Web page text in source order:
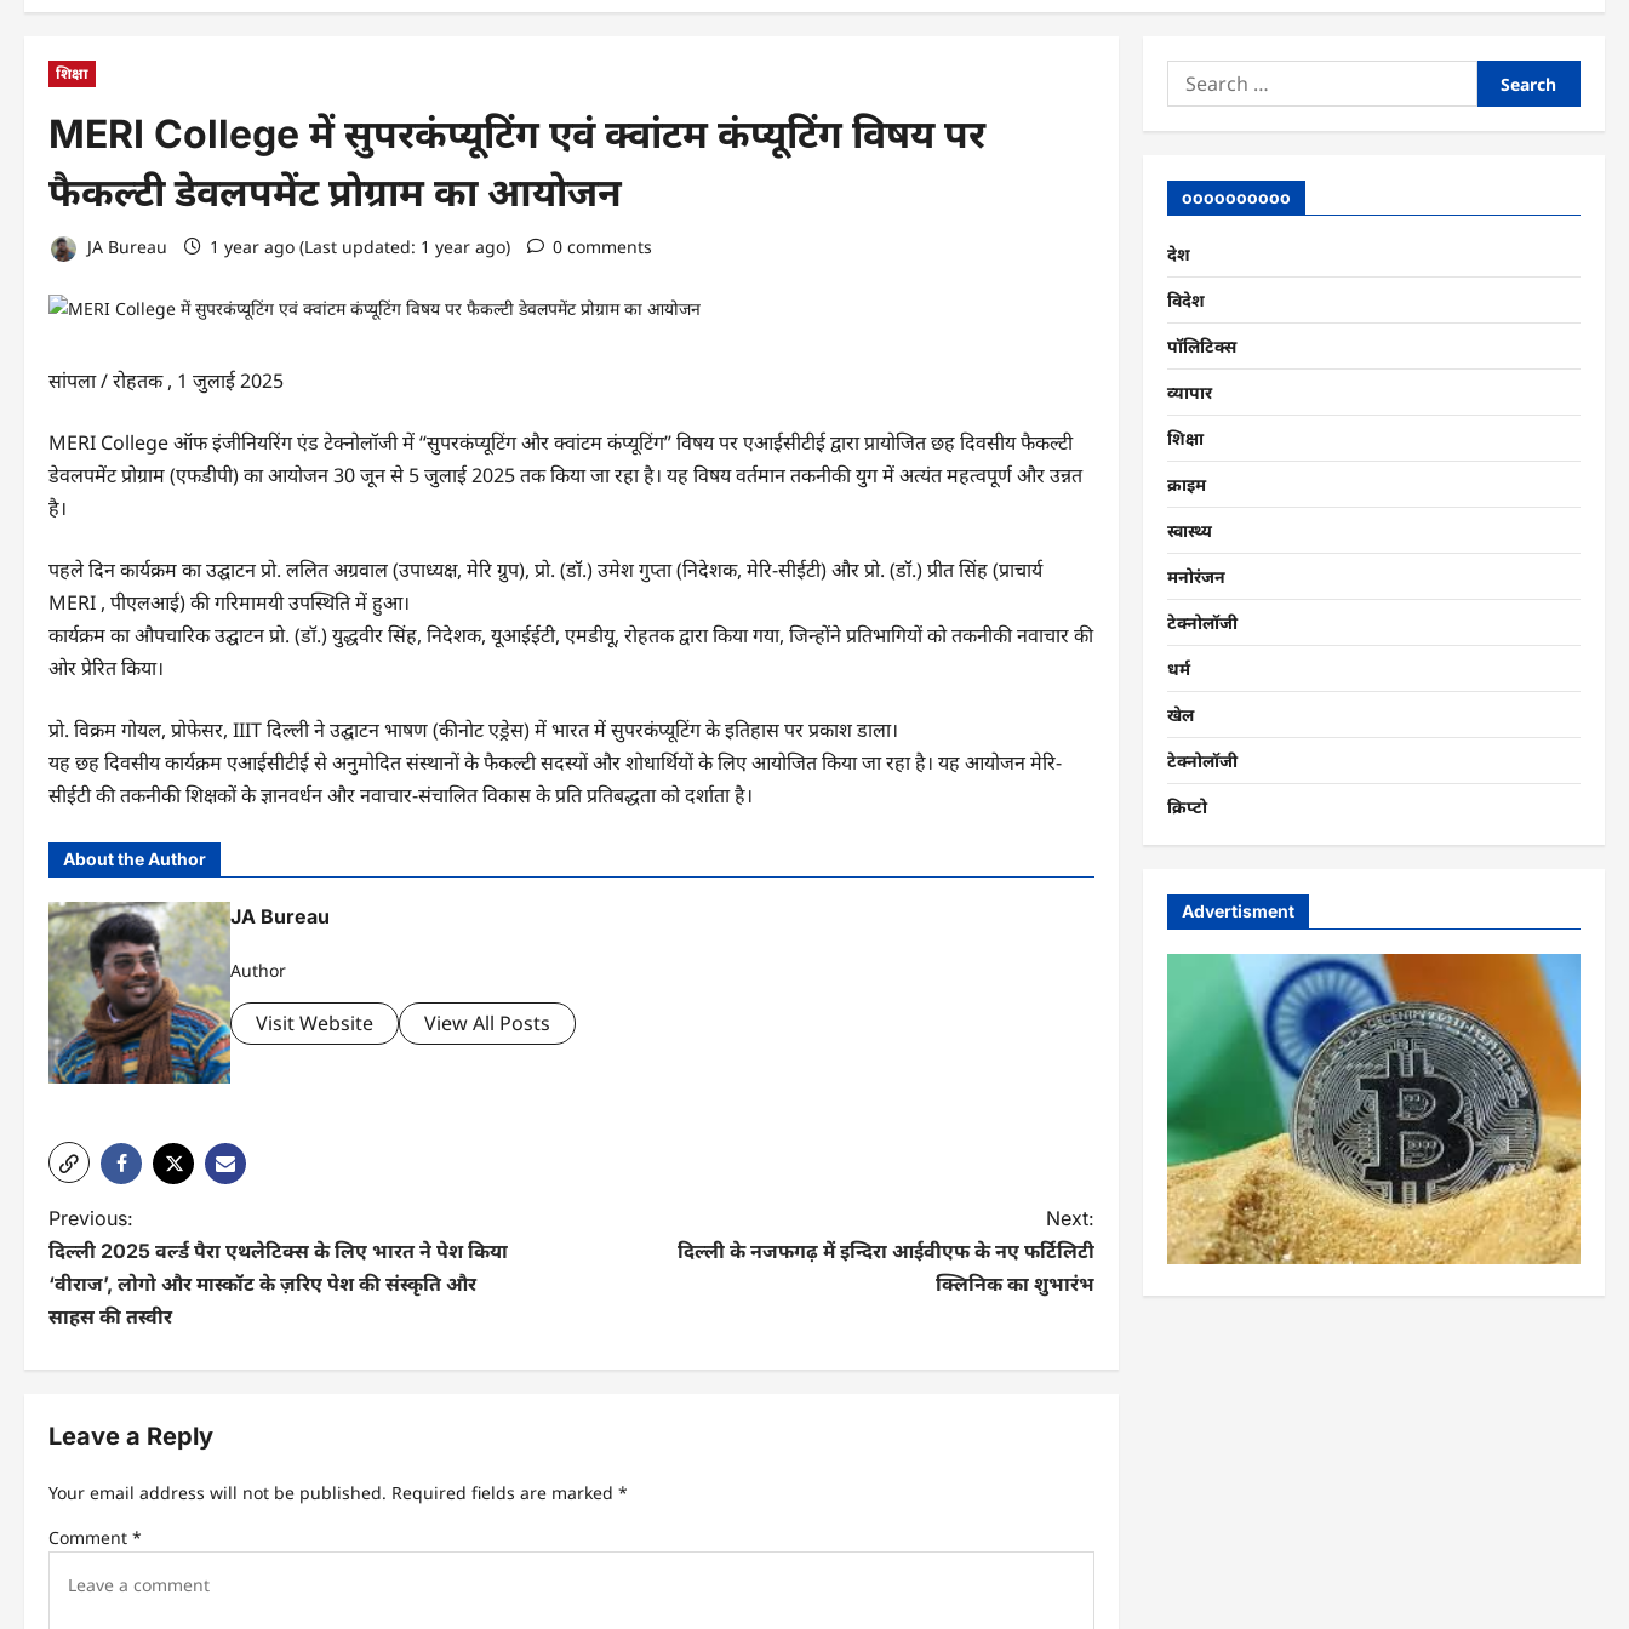
शिक्षा
MERI College में सुपरकंप्यूटिंग एवं क्वांटम कंप्यूटिंग विषय पर
फैकल्टी डेवलपमेंट प्रोग्राम का आयोजन
JA Bureau 1 year ago (Last updated: 1 year ago) 0 comments
सांपला / रोहतक , 1 जुलाई 2025
MERI College ऑफ इंजीनियरिंग एंड टेक्नोलॉजी में “सुपरकंप्यूटिंग और क्वांटम कंप्यूटिंग” विषय पर एआईसीटीई द्वारा प्रायोजित छह दिवसीय फैकल्टी
डेवलपमेंट प्रोग्राम (एफडीपी) का आयोजन 30 जून से 5 जुलाई 2025 तक किया जा रहा है। यह विषय वर्तमान तकनीकी युग में अत्यंत महत्वपूर्ण और उन्नत
है।
पहले दिन कार्यक्रम का उद्घाटन प्रो. ललित अग्रवाल (उपाध्यक्ष, मेरि ग्रुप), प्रो. (डॉ.) उमेश गुप्ता (निदेशक, मेरि-सीईटी) और प्रो. (डॉ.) प्रीत सिंह (प्राचार्य
MERI , पीएलआई) की गरिमामयी उपस्थिति में हुआ।
कार्यक्रम का औपचारिक उद्घाटन प्रो. (डॉ.) युद्धवीर सिंह, निदेशक, यूआईईटी, एमडीयू, रोहतक द्वारा किया गया, जिन्होंने प्रतिभागियों को तकनीकी नवाचार की
ओर प्रेरित किया।
प्रो. विक्रम गोयल, प्रोफेसर, IIIT दिल्ली ने उद्घाटन भाषण (कीनोट एड्रेस) में भारत में सुपरकंप्यूटिंग के इतिहास पर प्रकाश डाला।
यह छह दिवसीय कार्यक्रम एआईसीटीई से अनुमोदित संस्थानों के फैकल्टी सदस्यों और शोधार्थियों के लिए आयोजित किया जा रहा है। यह आयोजन मेरि-
सीईटी की तकनीकी शिक्षकों के ज्ञानवर्धन और नवाचार-संचालित विकास के प्रति प्रतिबद्धता को दर्शाता है।
About the Author
JA Bureau
Author
Visit Website View All Posts
P
o
s
a
v
i
Previous:
दिल्ली 2025 वर्ल्ड पैरा एथलेटिक्स के लिए भारत ने पेश किया
‘वीराज’, लोगो और मास्कॉट के ज़रिए पेश की संस्कृति और
साहस की तस्वीर
Next:
दिल्ली के नजफगढ़ में इन्दिरा आईवीएफ के नए फर्टिलिटी
क्लिनिक का शुभारंभ
Leave a Reply
Your email address will not be published. Required fields are marked *
Comment *
Search
for:
oooooooooo
देश
विदेश
पॉलिटिक्स
व्यापार
शिक्षा
क्राइम
स्वास्थ्य
मनोरंजन
टेक्नोलॉजी
धर्म
खेल
टेक्नोलॉजी
क्रिप्टो
Advertisment